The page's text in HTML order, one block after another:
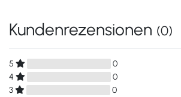
Kundenrezensionen (0)
5
0
4
0
3
0